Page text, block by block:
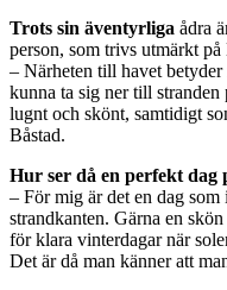
Trots sin äventyrliga ådra
person, som trivs utmärkt
– Närheten till havet
kunna ta sig ner till stranden
lugnt och skönt, samtidigt
Båstad.
Hur ser då en perfekt dag
– För mig är det en dag
strandkanten. Gärna en
för klara vinterdagar när
Det är då man känner att